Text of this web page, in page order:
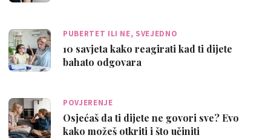
PUBERTET ILI NE, SVEJEDNO
10 savjeta kako reagirati kad ti dijete
bahato odgovara
POVJERENJE
Osjećaš da ti dijete ne govori sve? Evo
kako možeš otkriti i što učiniti